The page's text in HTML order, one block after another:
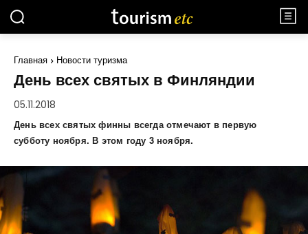
Главная Новости туризма
День всех святых в Финляндии
05.11.2018
День всех святых финны всегда отмечают в первую
субботу ноября. В этом году 3 ноября.